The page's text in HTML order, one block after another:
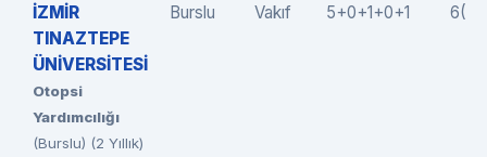
İZMİR
TINAZTEPE
ÜNİVERSİTESİ
Otopsi
Yardımcılığı
(Burslu) (2 Yıllık)
Burslu Vakıf 5+0+1+0+1